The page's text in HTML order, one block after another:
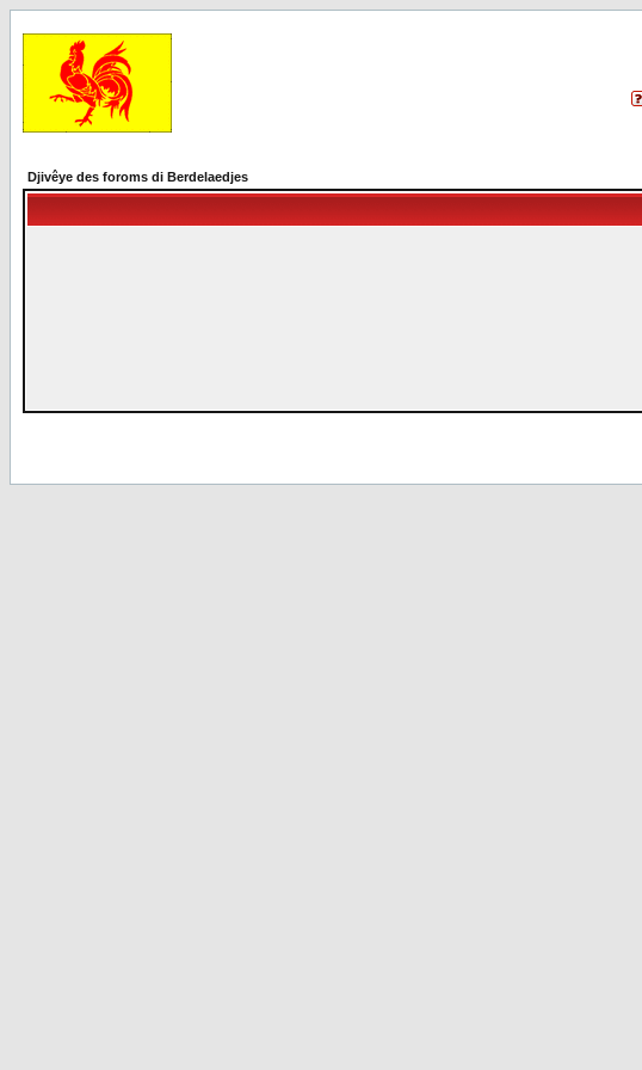
Djivêye des foroms di Berdelaedjes